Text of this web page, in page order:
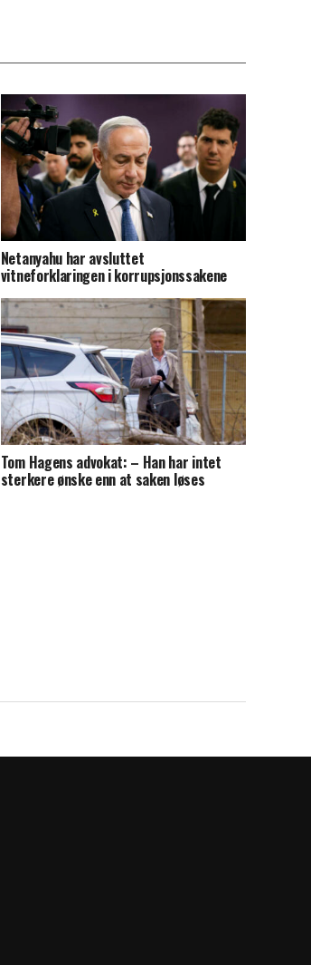
Netanyahu har avsluttet
vitneforklaringen i korrupsjonssakene
Tom Hagens advokat: – Han har intet
sterkere ønske enn at saken løses